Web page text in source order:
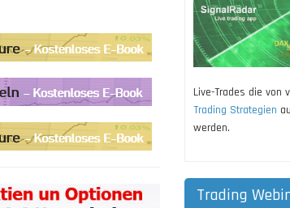
Live-Trades die von
Trading Strategien
werden.
Trading